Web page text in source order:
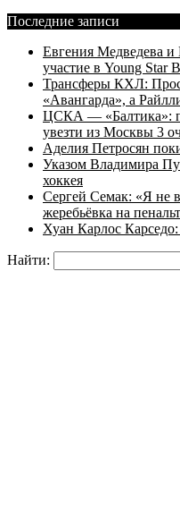
Последние записи
Евгения Медведева
участие в Young Star
Трансферы КХЛ:
«Авангарда», а
ЦСКА — «Балтика»:
увезти из Москвы 3
Аделия Петросян
Указом Владимира
хоккея
Сергей Семак: «Я не
жеребьёвка на
Хуан Карлос
Найти: